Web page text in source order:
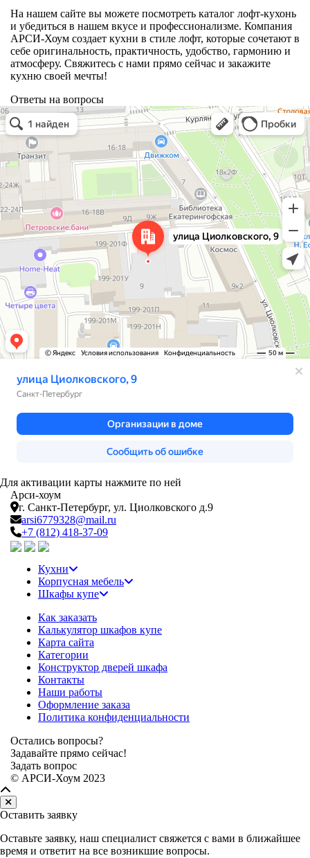
На нашем сайте вы можете посмотреть каталог лофт-кухонь
и убедиться в нашем вкусе и профессионализме. Компания
АРСИ-Хоум создает кухни в стиле лофт, которые сочетают в
себе оригинальность, практичность, удобство, гармонию и
атмосферу. Свяжитесь с нами прямо сейчас и закажите
кухню своей мечты!
Ответы на вопросы
Для активации карты нажмите по ней
Арси-хоум
г. Санкт-Петербург, ул. Циолковского д.9
arsi6779328@mail.ru
+7 (812) 418-37-09
Кухни
Корпусная мебель
Шкафы купе
Как заказать
Калькулятор шкафов купе
Карта сайта
Категории
Конструктор дверей шкафа
Контакты
Наши работы
Оформление заказа
Политика конфиденциальности
Остались вопросы?
Задавайте прямо сейчас!
Задать вопрос
© АРСИ-Хоум 2023
Оставить заявку
Оставьте заявку, наш специалист свяжется с вами в ближайшее
время и ответит на все возникшие вопросы.